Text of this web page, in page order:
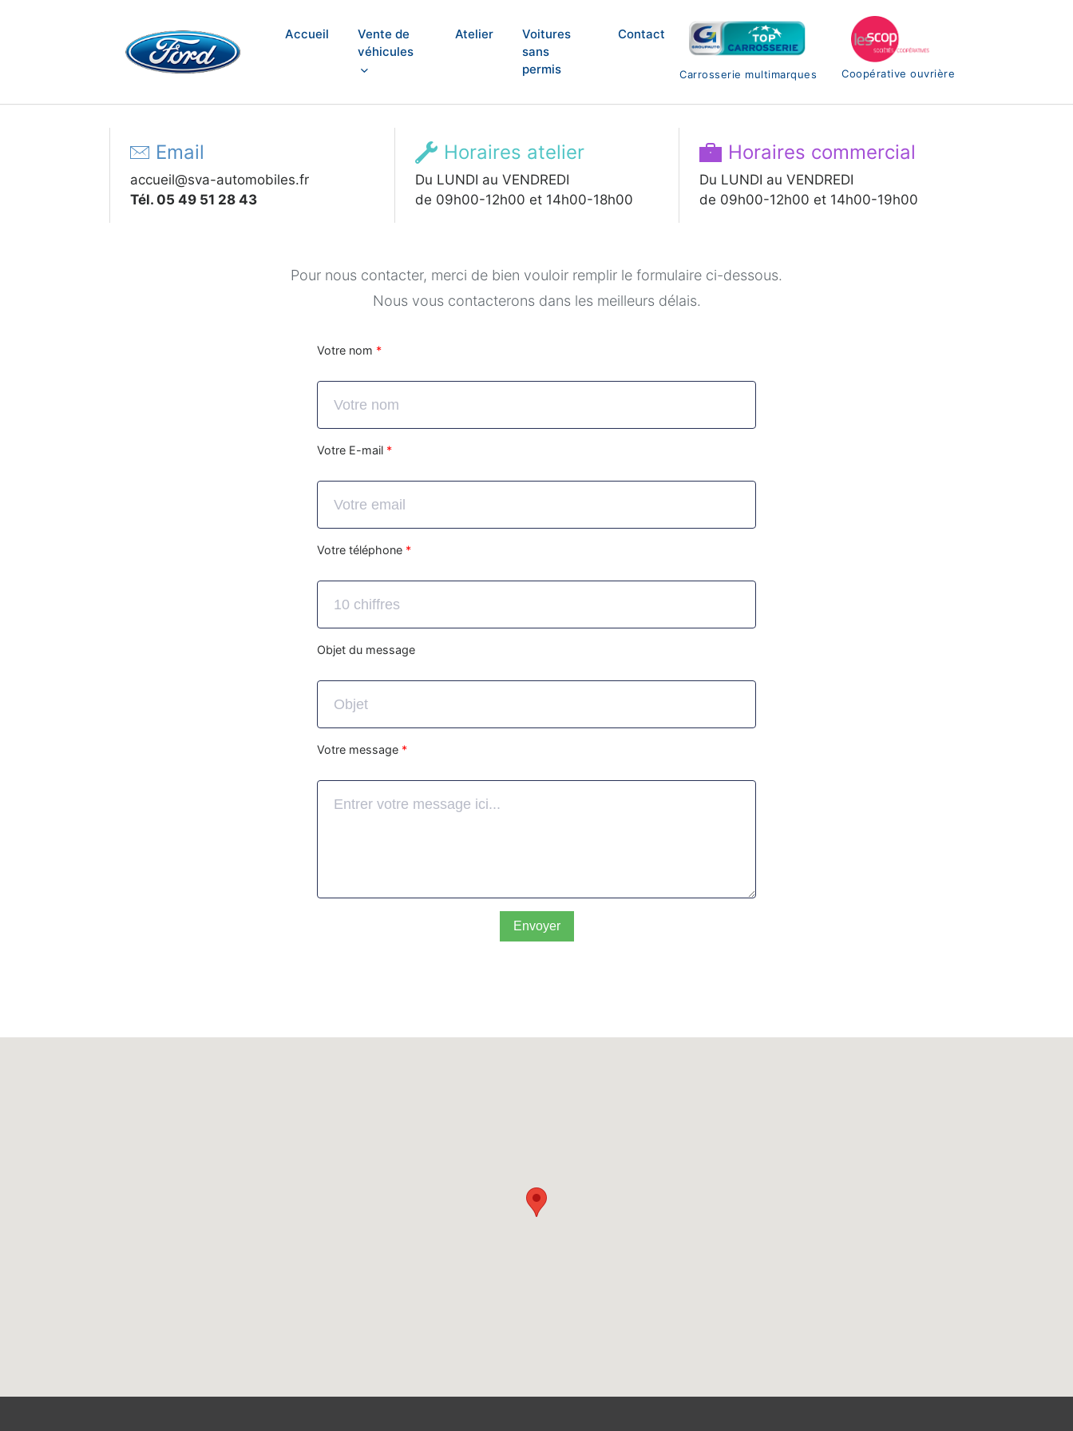
Accueil
Vente de
véhicules
Atelier
Voitures
sans
permis
Contact
Carrosserie multimarques Coopérative ouvrière
Email
accueil@sva-automobiles.fr
Tél. 05 49 51 28 43
Horaires atelier
Du LUNDI au VENDREDI
de 09h00-12h00 et 14h00-18h00
Horaires commercial
Du LUNDI au VENDREDI
de 09h00-12h00 et 14h00-19h00
Pour nous contacter, merci de bien vouloir remplir le formulaire ci-dessous.
Nous vous contacterons dans les meilleurs délais.
Votre nom *
Votre E-mail *
Votre téléphone *
Objet du message
Votre message *
Envoyer